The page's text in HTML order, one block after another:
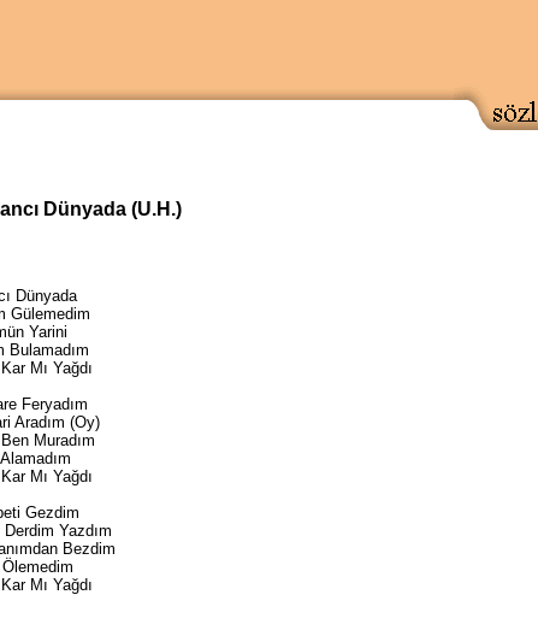
Dünyada (U.H.)
Dünyada
Gülemedim
Yarini
Bulamadım
Mı Yağdı
Feryadım
Aradım (Oy)
Muradım
Mı Yağdı
Gezdim
Derdim Yazdım
Bezdim
Mı Yağdı